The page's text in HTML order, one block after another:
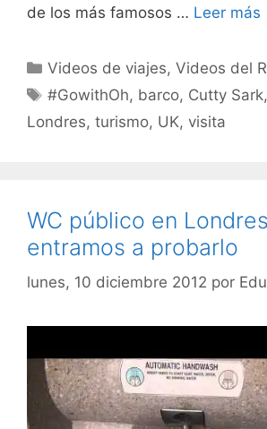
de los más famosos … Leer más
Categorías
Videos de viajes,Videos del
Etiquetas
#GowithOh, barco, Cutty Sark,
Londres, turismo, UK, visita
WC público en
entramos a probarlo
lunes, 10 diciembre 2012 por